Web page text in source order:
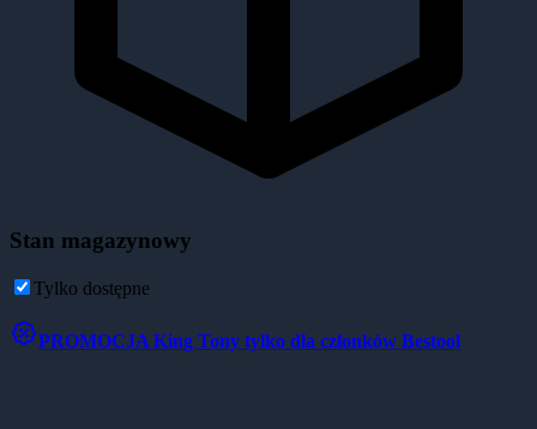
Stan magazynowy
Tylko dostępne
PROMOCJA King Tony tylko dla członków Bestool